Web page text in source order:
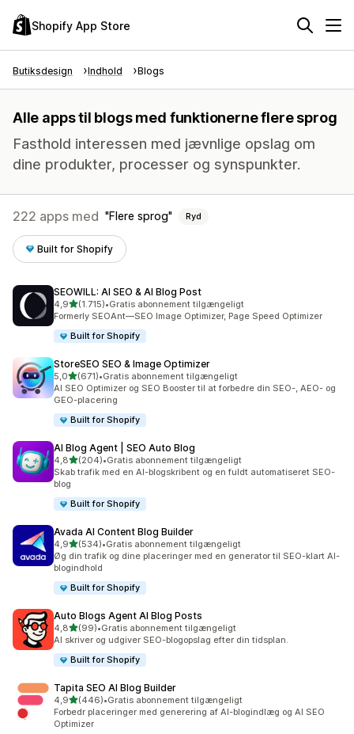
Shopify App Store
Butiksdesign Indhold Blogs
Alle apps til blogs med funktionerne flere sprog
Fasthold interessen med jævnlige opslag om
dine produkter, processer og synspunkter.
222 apps med Flere sprog Ryd
Built for Shopify
SEOWILL: AI SEO & AI Blog Post
4,9ud af 5 stjerner
(1.715)
1715 anmeldelser i alt
•Gratis abonnement tilgængeligt
Formerly SEOAnt—SEO Image Optimizer, Page Speed Optimizer
Built for Shopify
StoreSEO SEO & Image Optimizer
5,0ud af 5 stjerner
(671)
671 anmeldelser i alt
•Gratis abonnement tilgængeligt
AI SEO Optimizer og SEO Booster til at forbedre din SEO-, AEO- og
GEO-placering
Built for Shopify
AI Blog Agent | SEO Auto Blog
4,8ud af 5 stjerner
(204)
204 anmeldelser i alt
•Gratis abonnement tilgængeligt
Skab trafik med en AI-blogskribent og en fuldt automatiseret SEO-
blog
Built for Shopify
Avada AI Content Blog Builder
4,9ud af 5 stjerner
(534)
534 anmeldelser i alt
•Gratis abonnement tilgængeligt
Øg din trafik og dine placeringer med en generator til SEO-klart AI-
blogindhold
Built for Shopify
Auto Blogs Agent AI Blog Posts
4,8ud af 5 stjerner
(99)
99 anmeldelser i alt
•Gratis abonnement tilgængeligt
AI skriver og udgiver SEO-blogopslag efter din tidsplan.
Built for Shopify
Tapita SEO AI Blog Builder
4,9ud af 5 stjerner
(446)
446 anmeldelser i alt
•Gratis abonnement tilgængeligt
Forbedr placeringer med generering af AI-blogindlæg og AI SEO
Optimizer